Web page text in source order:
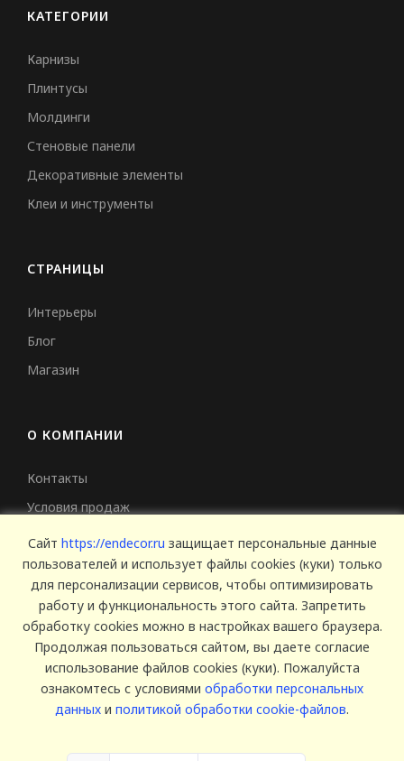
КАТЕГОРИИ
Карнизы
Плинтусы
Молдинги
Стеновые панели
Декоративные элементы
Клеи и инструменты
СТРАНИЦЫ
Интерьеры
Блог
Магазин
О КОМПАНИИ
Контакты
Условия продаж
Сертификаты
© 2025 Endecor. Все права защищены.
Политика конфиденциальности,Политика использование
Согласие на рассылку рекламы,Пользовательское
Сайт https://endecor.ru защищает персональные данные
пользователей и использует файлы cookies (куки) только
для персонализации сервисов, чтобы оптимизировать
работу и функциональность этого сайта. Запретить
обработку cookies можно в настройках вашего браузера.
Продолжая пользоваться сайтом, вы даете согласие
использование файлов cookies (куки). Пожалуйста
ознакомтесь с условиями обработки персональных
данных и политикой обработки cookie-файлов.